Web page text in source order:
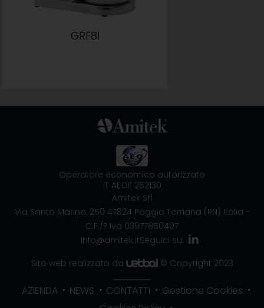
GRF8I
Operatore economico autorizzato
IT AEOF 252130
Amitek Srl
Via Santo Marino, 250 47824 Poggio Torriana (RN) Italia -
C.F./P.Iva 03977850407
info@amitek.itSeguici su:
Sito web realizzato da
© Copyright 2023
AZIENDA NEWS CONTATTI
Gestione Cookies